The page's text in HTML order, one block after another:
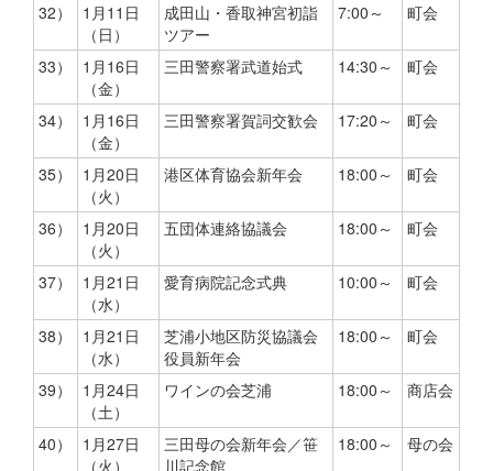
32）
1月11日
（日）
成田山・香取神宮初詣
ツアー
7:00～ 町会
33）
1月16日
（金）
三田警察署武道始式 14:30～ 町会
34）
1月16日
（金）
三田警察署賀詞交歓会 17:20～ 町会
35）
1月20日
（火）
港区体育協会新年会 18:00～ 町会
36）
1月20日
（火）
五団体連絡協議会 18:00～ 町会
37）
1月21日
（水）
愛育病院記念式典 10:00～ 町会
38）
1月21日
（水）
芝浦小地区防災協議会
役員新年会
18:00～ 町会
39）
1月24日
（土）
ワインの会芝浦 18:00～ 商店会
40）
1月27日
（火）
三田母の会新年会／笹
川記念館
18:00～ 母の会